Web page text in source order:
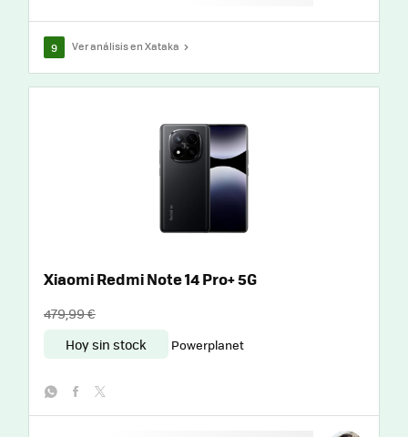
9 Ver análisis en Xataka
Xiaomi Redmi Note 14 Pro+ 5G
479,99 €
Hoy sin stock
Powerplanet